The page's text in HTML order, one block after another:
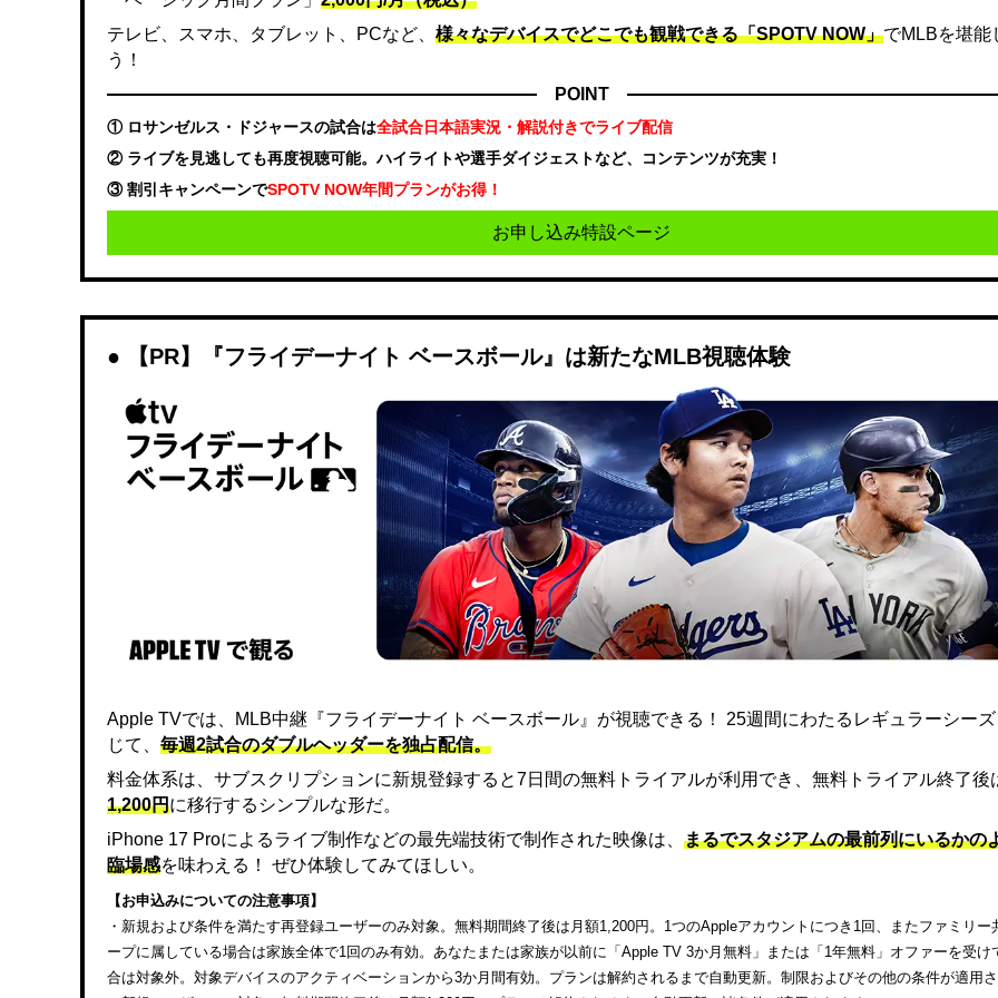
テレビ、スマホ、タブレット、PCなど、 様々なデバイスでどこでも観戦できる「SPOTV NOW」でMLBを堪能
う！
POINT
① ロサンゼルス・ドジャースの試合は全試合日本語実況・解説付きでライブ配信
② ライブを見逃しても再度視聴可能。ハイライトや選手ダイジェストなど、コンテンツが充実！
③ 割引キャンペーンでSPOTV NOW年間プランがお得！
お申し込み特設ページ
【PR】『フライデーナイト ベースボール』は新たなMLB視聴体験
Apple TVでは、MLB中継『フライデーナイト ベースボール』が視聴できる！ 25週間にわたるレギュラーシー
じて、 毎週2試合のダブルヘッダーを独占配信。
料金体系は、サブスクリプションに新規登録すると7日間の無料トライアルが利用でき、無料トライアル終了後
1,200円に移行するシンプルな形だ。
iPhone 17 Proによるライブ制作などの最先端技術で制作された映像は、 まるでスタジアムの最前列にいるかの
臨場感を味わえる！ ぜひ体験してみてほしい。
【お申込みについての注意事項】
・新規および条件を満たす再登録ユーザーのみ対象。無料期間終了後は月額1,200円。1つのAppleアカウントにつき1回、またファミリー
ープに属している場合は家族全体で1回のみ有効。あなたまたは家族が以前に「Apple TV 3か月無料」または「1年無料」オファーを受け
合は対象外。対象デバイスのアクティベーションから3か月間有効。プランは解約されるまで自動更新。制限およびその他の条件が適用